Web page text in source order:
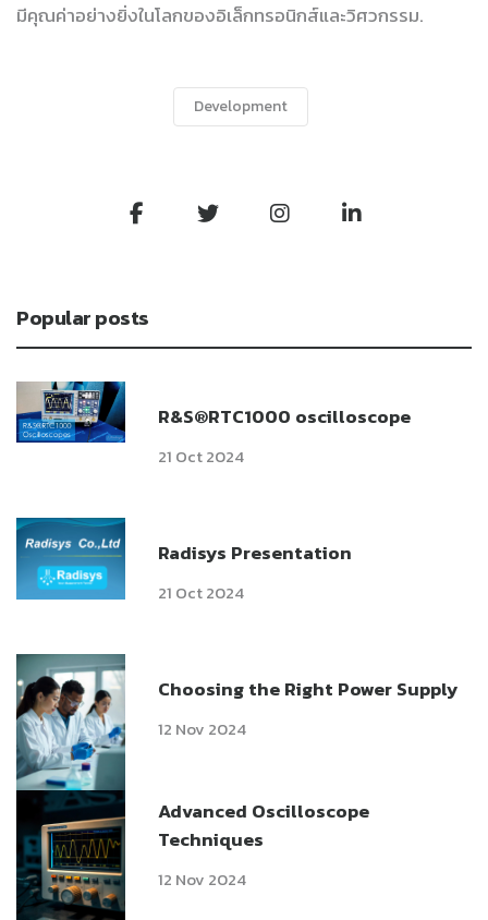
มีคุณค่าอย่างยิ่งในโลกของอิเล็กทรอนิกส์และวิศวกรรม.
Development
Popular posts
R&S®RTC1000 oscilloscope
21 Oct 2024
Radisys Presentation
21 Oct 2024
Choosing the Right Power Supply
12 Nov 2024
Advanced Oscilloscope
Techniques
12 Nov 2024